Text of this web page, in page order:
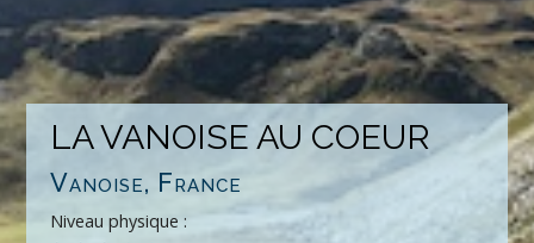
LA VANOISE AU COEUR
Vanoise, France
Niveau physique :